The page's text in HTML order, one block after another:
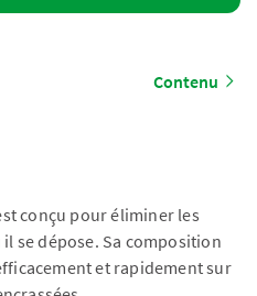
Contenu
conçu pour éliminer les
se dépose. Sa composition
et rapidement sur